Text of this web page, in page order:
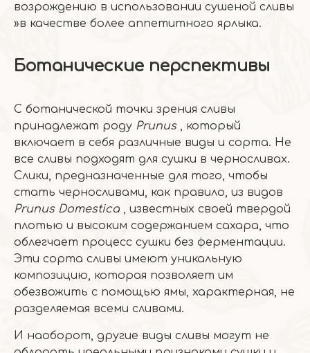
возрождению в использовании сушеной сливы
»в качестве более аппетитного ярлыка.
Ботанические перспективы
С ботанической точки зрения сливы
принадлежат роду Prunus , который
включает в себя различные виды и сорта. Не
все сливы подходят для сушки в черносливах.
Слики, предназначенные для того, чтобы
стать черносливами, как правило, из видов
Prunus Domestica , известных своей твердой
плотью и высоким содержанием сахара, что
облегчает процесс сушки без ферментации.
Эти сорта сливы имеют уникальную
композицию, которая позволяет им
обезвожить с помощью ямы, характерная, не
разделяемая всеми сливами.
И наоборот, другие виды сливы могут не